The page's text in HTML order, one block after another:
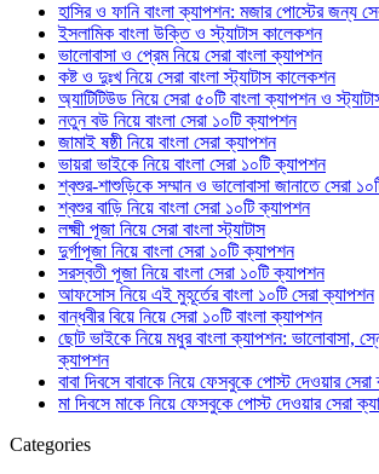
হাসির ও ফানি বাংলা ক্যাপশন: মজার পোস্টের জন্য
ইসলামিক বাংলা উক্তি ও স্ট্যাটাস কালেকশন
ভালোবাসা ও প্রেম নিয়ে সেরা বাংলা ক্যাপশন
কষ্ট ও দুঃখ নিয়ে সেরা বাংলা স্ট্যাটাস কালেকশন
অ্যাটিটিউড নিয়ে সেরা ৫০টি বাংলা ক্যাপশন ও
নতুন বউ নিয়ে বাংলা সেরা ১০টি ক্যাপশন
জামাই ষষ্ঠী নিয়ে বাংলা সেরা ক্যাপশন
ভায়রা ভাইকে নিয়ে বাংলা সেরা ১০টি ক্যাপশন
শ্বশুর-শাশুড়িকে সম্মান ও ভালোবাসা জানাতে সেরা
শ্বশুর বাড়ি নিয়ে বাংলা সেরা ১০টি ক্যাপশন
লক্ষ্মী পূজা নিয়ে সেরা বাংলা স্ট্যাটাস
দুর্গাপূজা নিয়ে বাংলা সেরা ১০টি ক্যাপশন
সরস্বতী পূজা নিয়ে বাংলা সেরা ১০টি ক্যাপশন
আফসোস নিয়ে এই মুহূর্তের বাংলা ১০টি সেরা ক্যাপশন
বান্ধবীর বিয়ে নিয়ে সেরা ১০টি বাংলা ক্যাপশন
ছোট ভাইকে নিয়ে মধুর বাংলা ক্যাপশন: ভালোবাসা,
ক্যাপশন
বাবা দিবসে বাবাকে নিয়ে ফেসবুকে পোস্ট দেওয়ার
মা দিবসে মাকে নিয়ে ফেসবুকে পোস্ট দেওয়ার সেরা
Categories